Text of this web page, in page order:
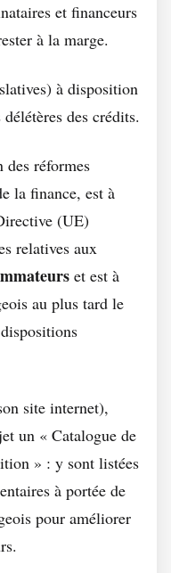
et financeurs
à la marge.
à disposition
des crédits.
des réformes
la finance, est à
(UE)
relatives aux
et est à
au plus tard le
site internet),
un « Catalogue de
» : y sont listées
à portée de
pour améliorer